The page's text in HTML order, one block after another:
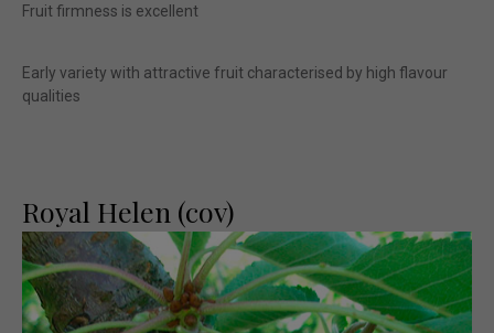
Fruit firmness is excellent
Early variety with attractive fruit characterised by high flavour
qualities
Royal Helen (cov)